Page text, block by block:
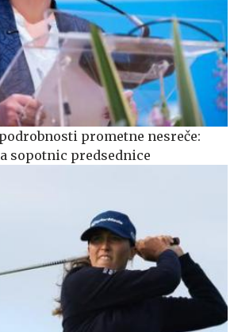
prometne nesreče:
sopotnic predsednice